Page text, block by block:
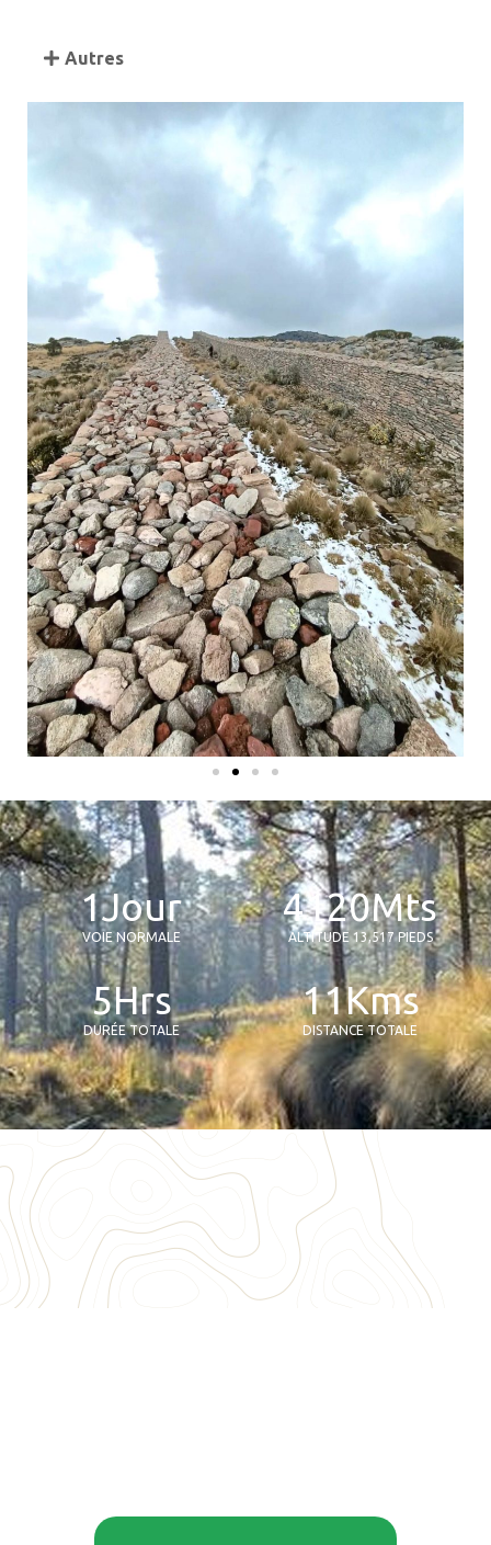
Autres
VOIE NORMALE
1Jour
ALTITUDE 13,517 PIEDS
4120Mts
DURÉE TOTALE
5Hrs
DISTANCE TOTALE
11Kms